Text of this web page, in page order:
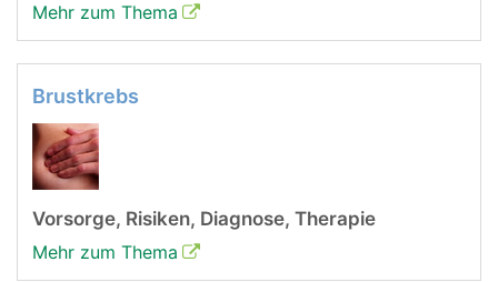
Mehr zum Thema
Brustkrebs
Vorsorge, Risiken, Diagnose, Therapie
Mehr zum Thema